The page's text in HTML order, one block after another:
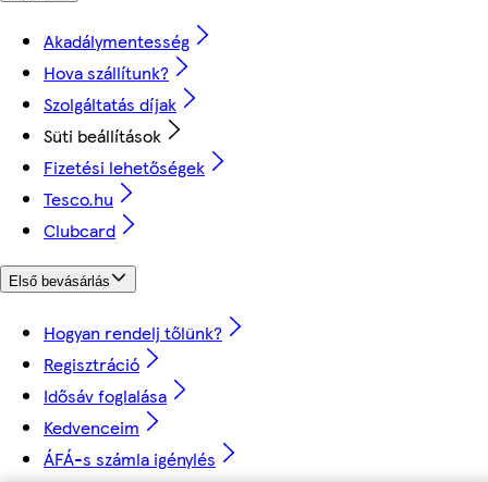
Akadálymentesség
Hova szállítunk?
Szolgáltatás díjak
Süti beállítások
Fizetési lehetőségek
Tesco.hu
Clubcard
Első bevásárlás
Hogyan rendelj tőlünk?
Regisztráció
Idősáv foglalása
Kedvenceim
ÁFÁ-s számla igénylés